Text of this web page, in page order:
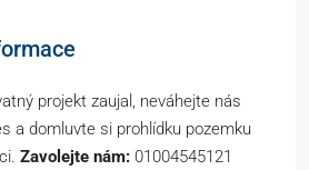
projekt zaujal, neváhejte nás
a domluvte si prohlídku pozemku
Zavolejte nám: 01004545121